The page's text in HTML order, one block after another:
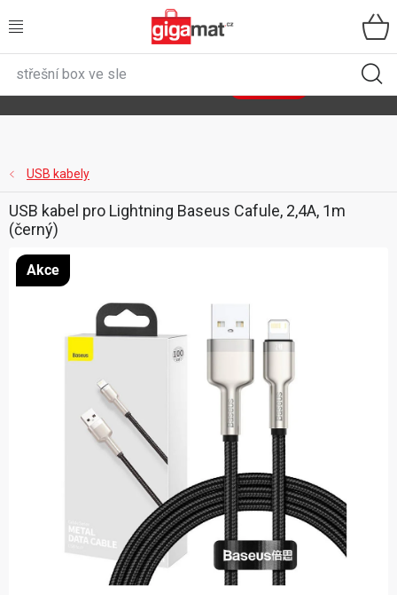
na
VŠECHNY KATEGORIE
ZAHRADA
DÍLNA
ÚLOŽNÉ BOXY
SPORT, OUTDOOR
GIGA CENY
12 důvodů proč Gigamat Možnosti dopravy
Kontakt
Hodnocení obchodu
USB kabely
USB kabel pro Lightning Baseus Cafule, 2,4A, 1m
(černý)
Akce